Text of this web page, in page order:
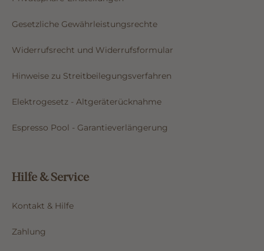
Gesetzliche Gewährleistungsrechte
Widerrufsrecht und Widerrufsformular
Hinweise zu Streitbeilegungsverfahren
Elektrogesetz - Altgeräterücknahme
Espresso Pool - Garantieverlängerung
Hilfe & Service
Kontakt & Hilfe
Zahlung